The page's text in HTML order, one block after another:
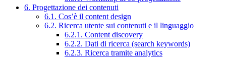
6. Progettazione dei contenuti
6.1. Cos’è il content design
6.2. Ricerca utente sui contenuti e il linguaggio
6.2.1. Content discovery
6.2.2. Dati di ricerca (search keywords)
6.2.3. Ricerca tramite analytics